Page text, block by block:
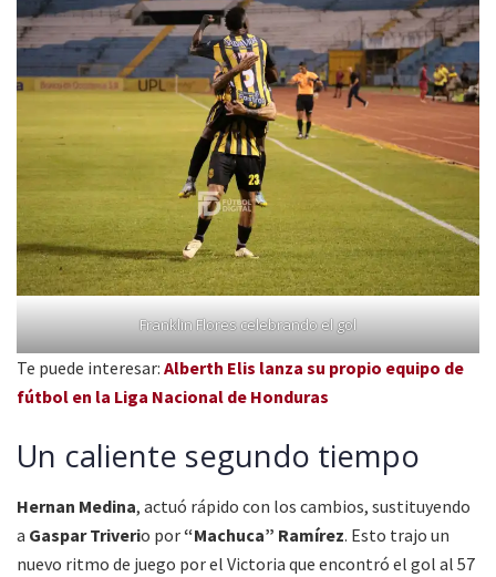
Franklin Flores celebrando el gol
Te puede interesar: Alberth Elis lanza su propio equipo de
fútbol en la Liga Nacional de Honduras
Un caliente segundo tiempo
Hernan Medina, actuó rápido con los cambios, sustituyendo
a Gaspar Triverio por “Machuca” Ramírez. Esto trajo un
nuevo ritmo de juego por el Victoria que encontró el gol al 57